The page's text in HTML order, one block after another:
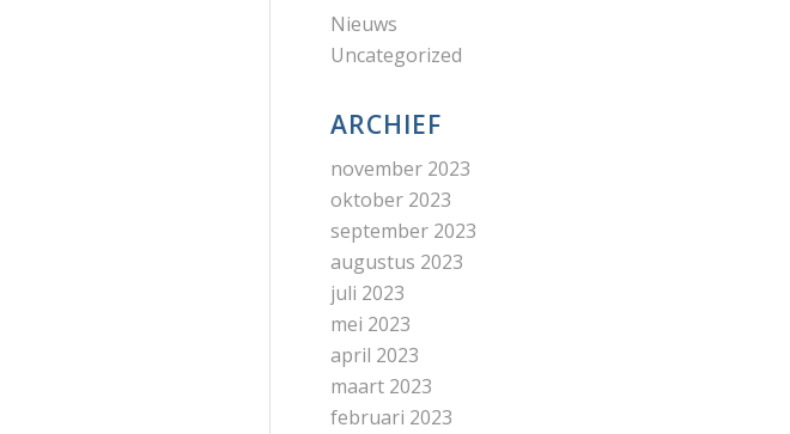
Nieuws
Uncategorized
ARCHIEF
november 2023
oktober 2023
september 2023
augustus 2023
juli 2023
mei 2023
april 2023
maart 2023
februari 2023